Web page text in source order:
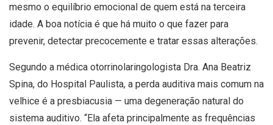
mesmo o equilíbrio emocional de quem está na terceira
idade. A boa notícia é que há muito o que fazer para
prevenir, detectar precocemente e tratar essas alterações.
Segundo a médica otorrinolaringologista Dra. Ana Beatriz
Spina, do Hospital Paulista, a perda auditiva mais comum na
velhice é a presbiacusia — uma degeneração natural do
sistema auditivo. “Ela afeta principalmente as frequências